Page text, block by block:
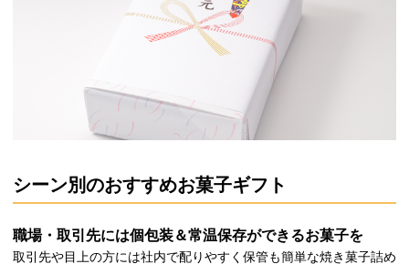
シーン別のおすすめお菓子ギフト
職場・取引先には個包装＆常温保存ができるお菓子を
取引先や目上の方には社内で配りやすく保管も簡単な焼き菓子詰め